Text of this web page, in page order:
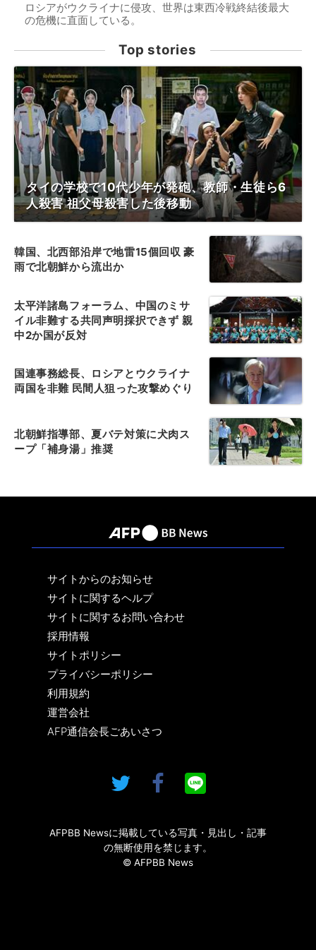
ロシアがウクライナに侵攻、世界は東西冷戦終結後最大
の危機に直面している。
Top stories
タイの学校で10代少年が発砲、教師・生徒ら6
人殺害 祖父母殺害した後移動
韓国、北西部沿岸で地雷15個回収 豪
雨で北朝鮮から流出か
太平洋諸島フォーラム、中国のミサ
イル非難する共同声明採択できず 親
中2か国が反対
国連事務総長、ロシアとウクライナ
両国を非難 民間人狙った攻撃めぐり
北朝鮮指導部、夏バテ対策に犬肉ス
ープ「補身湯」推奨
サイトからのお知らせ
サイトに関するヘルプ
サイトに関するお問い合わせ
採用情報
サイトポリシー
プライバシーポリシー
利用規約
運営会社
AFP通信会長ごあいさつ
AFPBB Newsに掲載している写真・見出し・記事
の無断使用を禁じます。
© AFPBB News